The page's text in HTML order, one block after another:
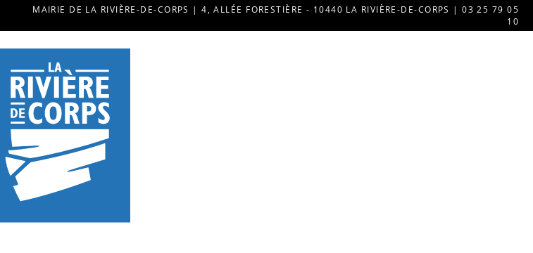
MAIRIE DE LA RIVIÈRE-DE-CORPS | 4, ALLÉE FORESTIÈRE - 10440 LA RIVIÈRE-DE-CORPS | 03 25 79 05
10